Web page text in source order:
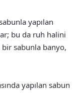
yapılan
bu da ruh halini
sabunla banyo,
yapılan sabun